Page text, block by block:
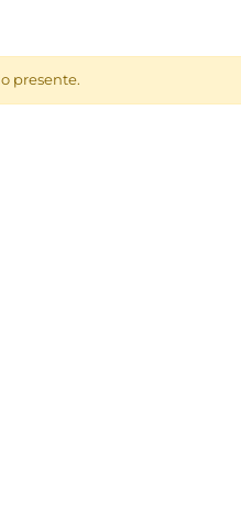
presente.